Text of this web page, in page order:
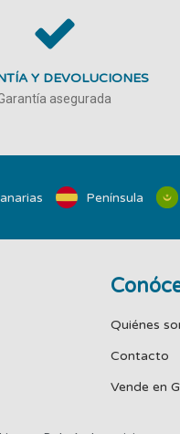
Y DEVOLUCIONES
asegurada
Península
Quiénes
Contacto
Vende en